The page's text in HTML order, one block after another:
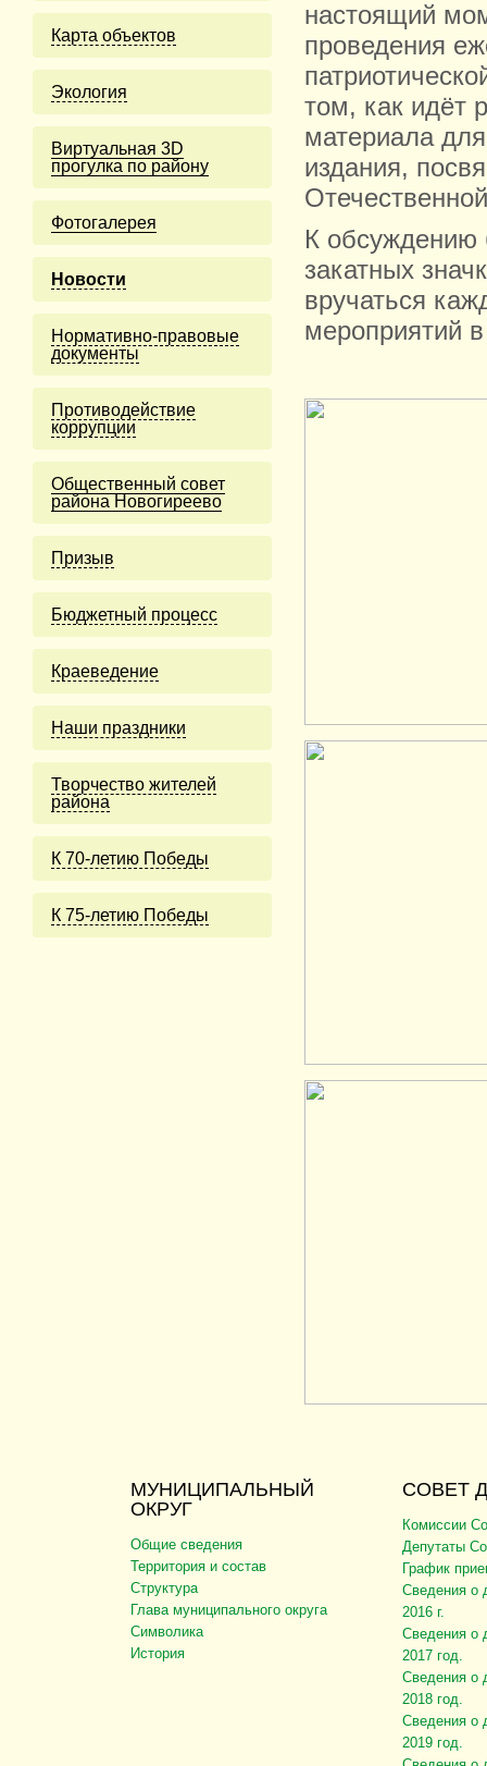
Карта объектов
Экология
Виртуальная 3D
прогулка по району
Фотогалерея
Новости
Нормативно-правовые
документы
Противодействие
коррупции
Общественный совет
района Новогиреево
Призыв
Бюджетный процесс
Краеведение
Наши праздники
Творчество жителей
района
К 70-летию Победы
К 75-летию Победы
настоящий
проведения
том, как идёт
материала для
издания,
К обсуждению
закатных
вручаться
мероприятий
МУНИЦИПАЛЬНЫЙ
ОКРУГ
Общие сведения
Территория и состав
Структура
Глава муниципального округа
Символика
История
СОВЕТ
Комиссии
Депутаты
График
Сведения о
2016 г.
Сведения о
2017 год.
Сведения о
2018 год.
Сведения о
2019 год.